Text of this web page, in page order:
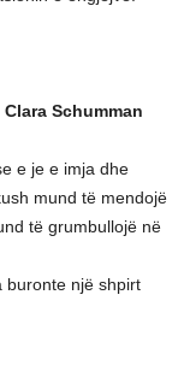
Schumman
e je e imja dhe
mund të mendojë
të grumbullojë në
buronte një shpirt